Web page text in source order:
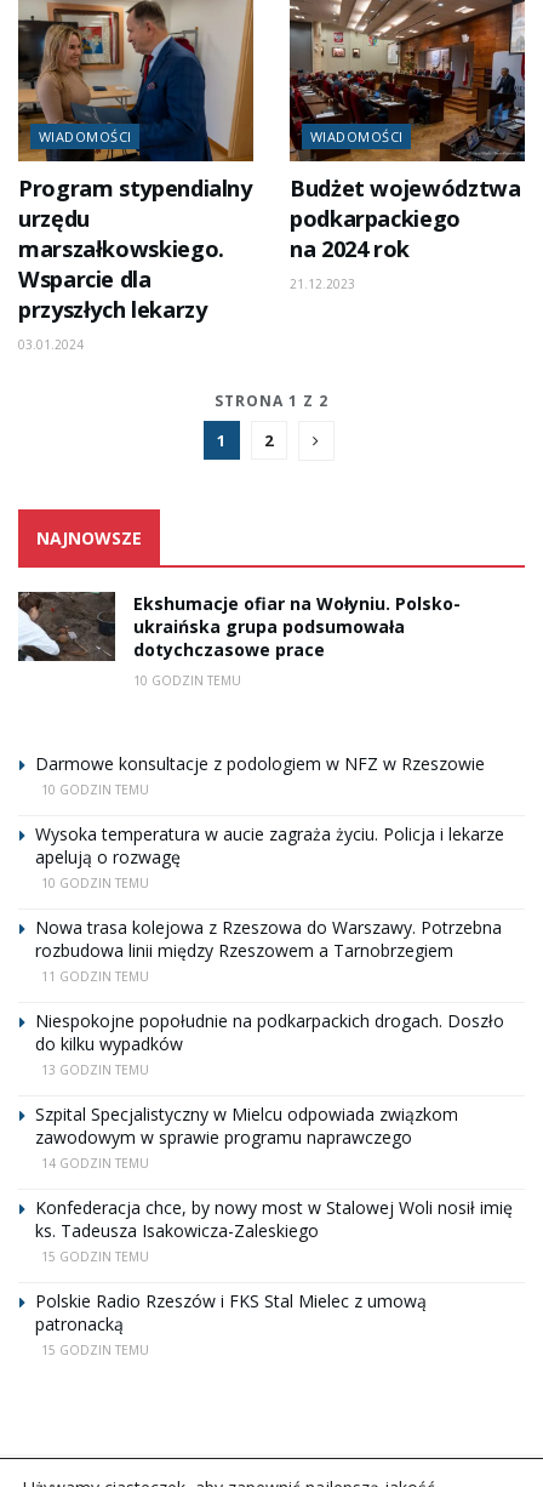
WIADOMOŚCI
Program stypendialny
urzędu
marszałkowskiego.
Wsparcie dla
przyszłych lekarzy
03.01.2024
WIADOMOŚCI
Budżet województwa
podkarpackiego
na 2024 rok
21.12.2023
STRONA 1 Z 2
1 2
NAJNOWSZE
Ekshumacje ofiar na Wołyniu. Polsko-
ukraińska grupa podsumowała
dotychczasowe prace
10 GODZIN TEMU
Darmowe konsultacje z podologiem w NFZ w Rzeszowie
10 GODZIN TEMU
Wysoka temperatura w aucie zagraża życiu. Policja i lekarze
apelują o rozwagę
10 GODZIN TEMU
Nowa trasa kolejowa z Rzeszowa do Warszawy. Potrzebna
rozbudowa linii między Rzeszowem a Tarnobrzegiem
11 GODZIN TEMU
Niespokojne popołudnie na podkarpackich drogach. Doszło
do kilku wypadków
13 GODZIN TEMU
Szpital Specjalistyczny w Mielcu odpowiada związkom
zawodowym w sprawie programu naprawczego
14 GODZIN TEMU
Konfederacja chce, by nowy most w Stalowej Woli nosił imię
ks. Tadeusza Isakowicza-Zaleskiego
15 GODZIN TEMU
Polskie Radio Rzeszów i FKS Stal Mielec z umową
patronacką
15 GODZIN TEMU